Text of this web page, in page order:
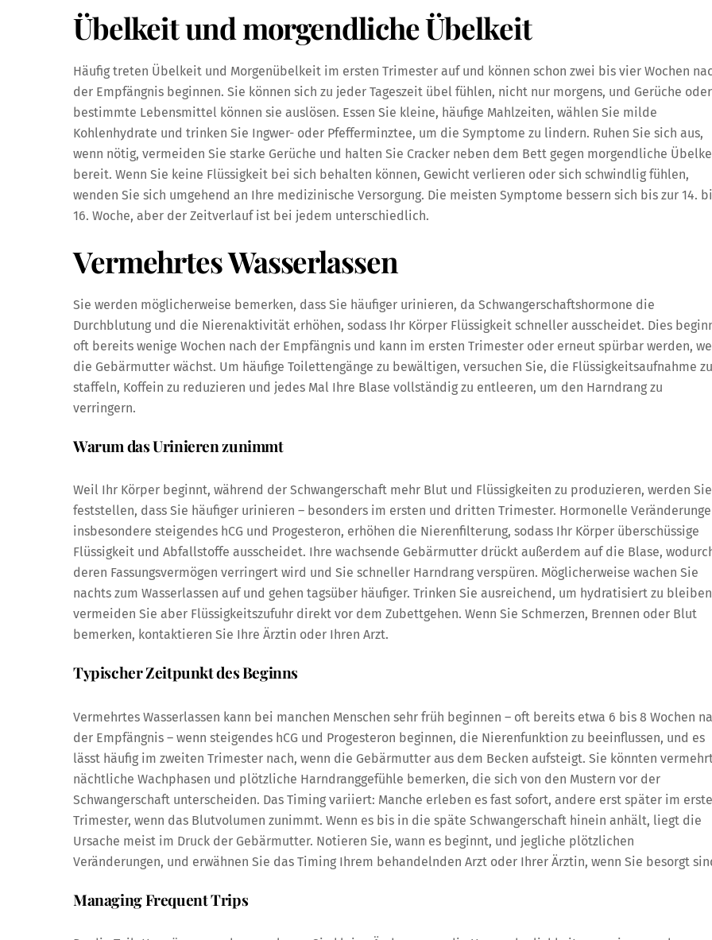
Übelkeit und morgendliche Übelkeit
Häufig treten Übelkeit und Morgenübelkeit im ersten Trimester auf und können schon zwei bis vier Wochen
der Empfängnis beginnen. Sie können sich zu jeder Tageszeit übel fühlen, nicht nur morgens, und Gerüche oder
bestimmte Lebensmittel können sie auslösen. Essen Sie kleine, häufige Mahlzeiten, wählen Sie milde
Kohlenhydrate und trinken Sie Ingwer- oder Pfefferminztee, um die Symptome zu lindern. Ruhen Sie sich aus,
wenn nötig, vermeiden Sie starke Gerüche und halten Sie Cracker neben dem Bett gegen morgendliche
bereit. Wenn Sie keine Flüssigkeit bei sich behalten können, Gewicht verlieren oder sich schwindlig fühlen,
wenden Sie sich umgehend an Ihre medizinische Versorgung. Die meisten Symptome bessern sich bis zur 14.
16. Woche, aber der Zeitverlauf ist bei jedem unterschiedlich.
Vermehrtes Wasserlassen
Sie werden möglicherweise bemerken, dass Sie häufiger urinieren, da Schwangerschaftshormone die
Durchblutung und die Nierenaktivität erhöhen, sodass Ihr Körper Flüssigkeit schneller ausscheidet. Dies
oft bereits wenige Wochen nach der Empfängnis und kann im ersten Trimester oder erneut spürbar werden,
die Gebärmutter wächst. Um häufige Toilettengänge zu bewältigen, versuchen Sie, die Flüssigkeitsaufnahme zu
staffeln, Koffein zu reduzieren und jedes Mal Ihre Blase vollständig zu entleeren, um den Harndrang zu
verringern.
Warum das Urinieren zunimmt
Weil Ihr Körper beginnt, während der Schwangerschaft mehr Blut und Flüssigkeiten zu produzieren, werden Sie
feststellen, dass Sie häufiger urinieren – besonders im ersten und dritten Trimester. Hormonelle
insbesondere steigendes hCG und Progesteron, erhöhen die Nierenfilterung, sodass Ihr Körper überschüssige
Flüssigkeit und Abfallstoffe ausscheidet. Ihre wachsende Gebärmutter drückt außerdem auf die Blase,
deren Fassungsvermögen verringert wird und Sie schneller Harndrang verspüren. Möglicherweise wachen Sie
nachts zum Wasserlassen auf und gehen tagsüber häufiger. Trinken Sie ausreichend, um hydratisiert zu
vermeiden Sie aber Flüssigkeitszufuhr direkt vor dem Zubettgehen. Wenn Sie Schmerzen, Brennen oder Blut
bemerken, kontaktieren Sie Ihre Ärztin oder Ihren Arzt.
Typischer Zeitpunkt des Beginns
Vermehrtes Wasserlassen kann bei manchen Menschen sehr früh beginnen – oft bereits etwa 6 bis 8 Wochen
der Empfängnis – wenn steigendes hCG und Progesteron beginnen, die Nierenfunktion zu beeinflussen, und es
lässt häufig im zweiten Trimester nach, wenn die Gebärmutter aus dem Becken aufsteigt. Sie könnten
nächtliche Wachphasen und plötzliche Harndranggefühle bemerken, die sich von den Mustern vor der
Schwangerschaft unterscheiden. Das Timing variiert: Manche erleben es fast sofort, andere erst später im
Trimester, wenn das Blutvolumen zunimmt. Wenn es bis in die späte Schwangerschaft hinein anhält, liegt die
Ursache meist im Druck der Gebärmutter. Notieren Sie, wann es beginnt, und jegliche plötzlichen
Veränderungen, und erwähnen Sie das Timing Ihrem behandelnden Arzt oder Ihrer Ärztin, wenn Sie besorgt
Managing Frequent Trips